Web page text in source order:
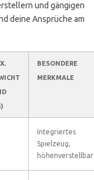
und gängigen
deine Ansprüche am
BESONDERE
MERKMALE
Integriertes
Spielzeug,
höhenverstellbar